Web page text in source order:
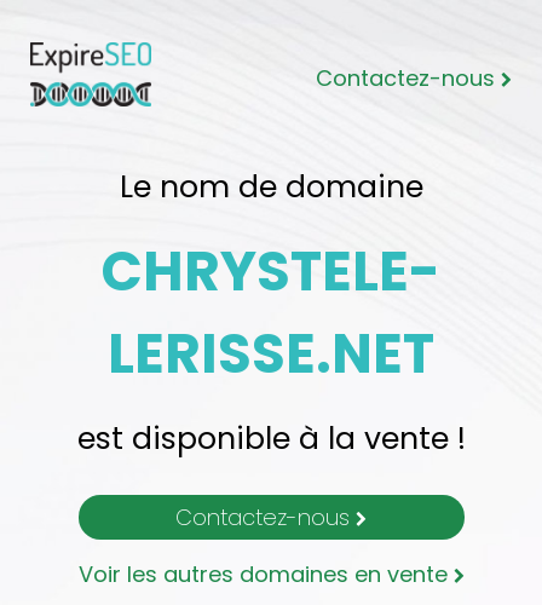
Contactez-nous
Le nom de domaine
CHRYSTELE-
LERISSE.NET
est disponible à la vente !
Contactez-nous
Voir les autres domaines en vente